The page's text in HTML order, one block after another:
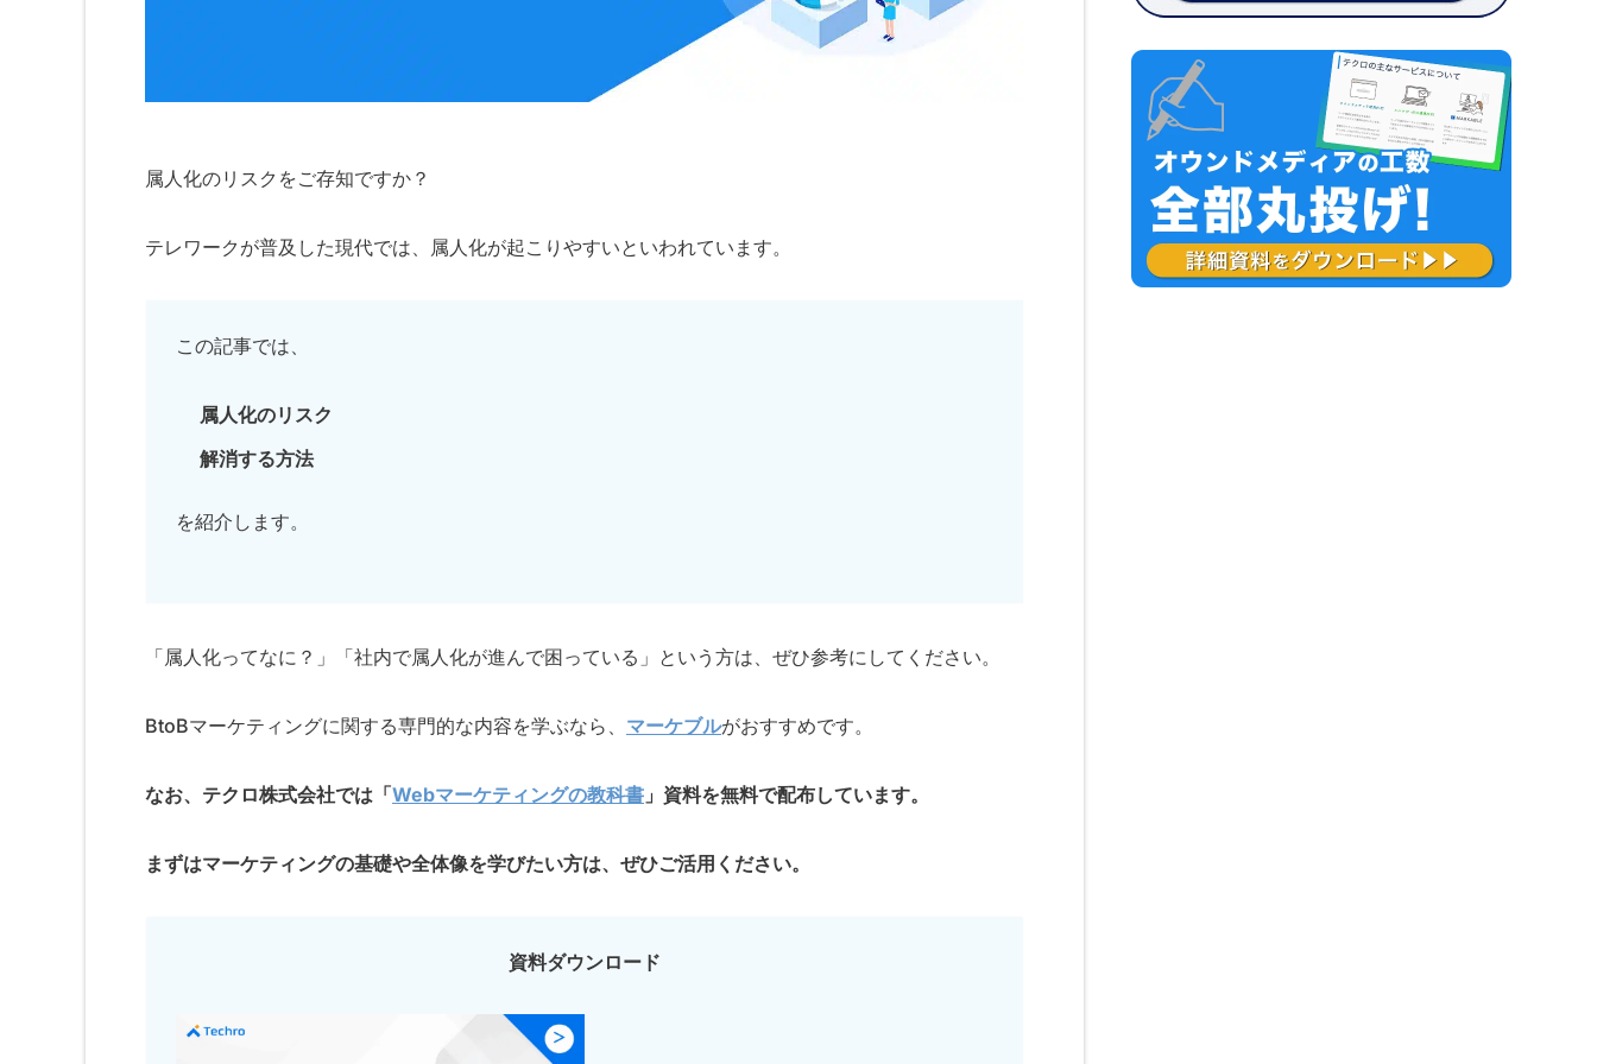
属人化のリスクをご存知ですか？
テレワークが普及した現代では、属人化が起こりやすいといわれています。
この記事では、
属人化のリスク
解消する方法
を紹介します。
「属人化ってなに？」「社内で属人化が進んで困っている」という方は、ぜひ参考にしてください。
BtoBマーケティングに関する専門的な内容を学ぶなら、 マーケブルがおすすめです。
なお、テクロ株式会社では「Webマーケティングの教科書 」資料を無料で配布しています。
まずはマーケティングの基礎や全体像を学びたい方は、ぜひご活用ください。
資料ダウンロード